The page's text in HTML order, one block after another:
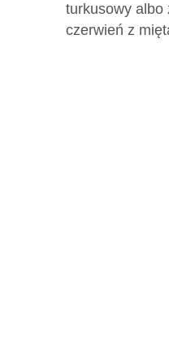
turkusowy albo
czerwień z